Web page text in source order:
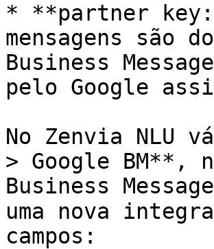
* **partner
mensagens são
Business
pelo Google
No Zenvia NLU
> Google BM**,
Business
uma nova
campos: